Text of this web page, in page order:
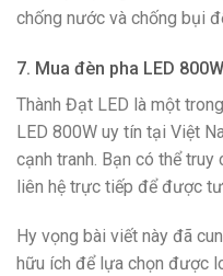
chống nước và chống bụi
7. Mua đèn pha LED
Thành Đạt LED là một
LED 800W uy tín tại Việt
cạnh tranh. Bạn có thể
liên hệ trực tiếp để được tư
Hy vọng bài viết này đã
hữu ích để lựa chọn được